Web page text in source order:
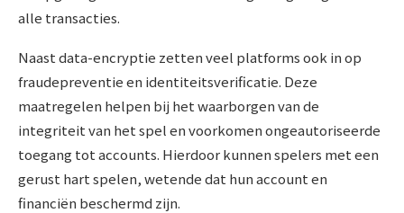
alle transacties.
Naast data-encryptie zetten veel platforms ook in op
fraudepreventie en identiteitsverificatie. Deze
maatregelen helpen bij het waarborgen van de
integriteit van het spel en voorkomen ongeautoriseerde
toegang tot accounts. Hierdoor kunnen spelers met een
gerust hart spelen, wetende dat hun account en
financiën beschermd zijn.